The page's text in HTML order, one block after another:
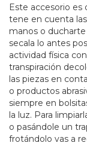
Este accesorio es
tene en cuenta
manos o
secala lo antes
actividad física
transpiración
las piezas en
o productos
siempre en
la luz. Para
o pasándole un
frotándolo vas a